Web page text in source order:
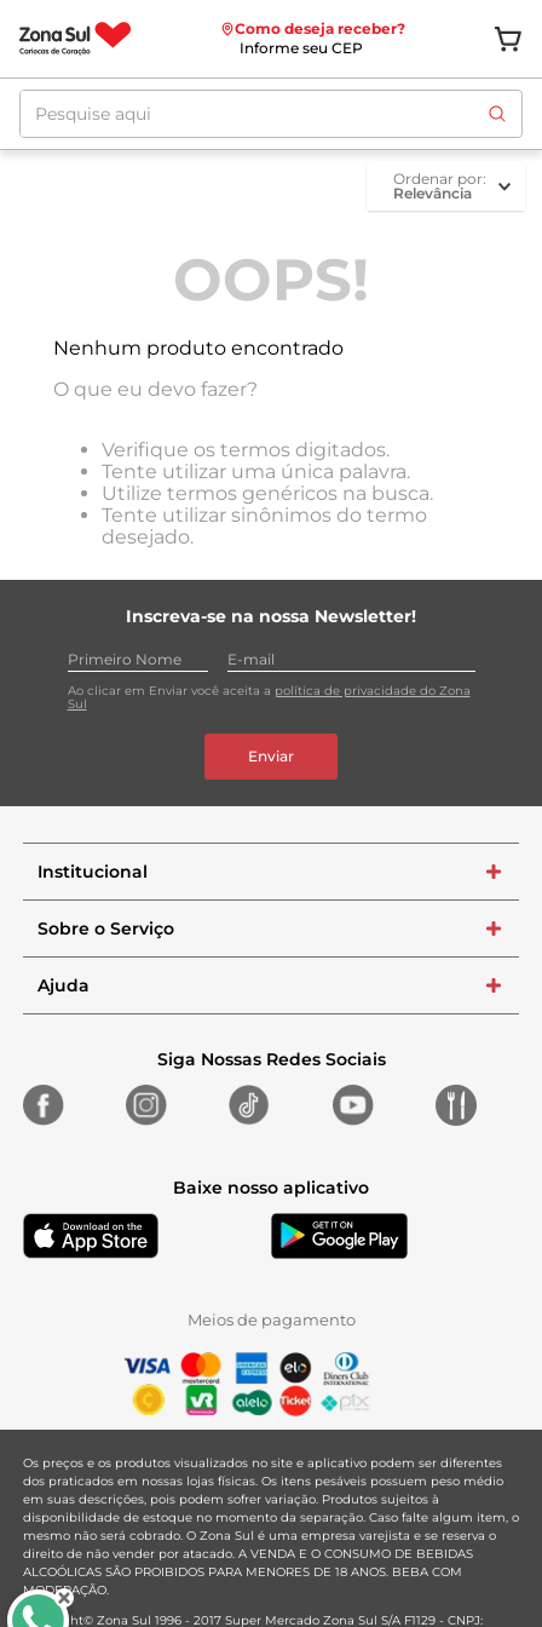
Como deseja receber?
Informe seu CEP
Pesquise aqui
ordenar por
Relevância
OOPS!
Nenhum produto encontrado
O que eu devo fazer?
Verifique os termos digitados.
Tente utilizar uma única palavra.
Utilize termos genéricos na busca.
Tente utilizar sinônimos do termo
desejado.
Inscreva-se na nossa Newsletter!
Ao clicar em Enviar você aceita a política de privacidade do Zona
Sul
Enviar
Institucional +
Sobre o Serviço +
Ajuda +
Siga Nossas Redes Sociais
Baixe nosso aplicativo
Meios de pagamento
Os preços e os produtos visualizados no site e aplicativo podem ser diferentes
dos praticados em nossas lojas físicas. Os itens pesáveis possuem peso médio
em suas descrições, pois podem sofrer variação. Produtos sujeitos à
disponibilidade de estoque no momento da separação. Caso falte algum item, o
mesmo não será cobrado. O Zona Sul é uma empresa varejista e se reserva o
direito de não vender por atacado. A VENDA E O CONSUMO DE BEBIDAS
ALCOÓLICAS SÃO PROIBIDOS PARA MENORES DE 18 ANOS. BEBA COM
MODERAÇÃO.
Copyright© Zona Sul 1996 - 2017 Super Mercado Zona Sul S/A F1129 - CNPJ: